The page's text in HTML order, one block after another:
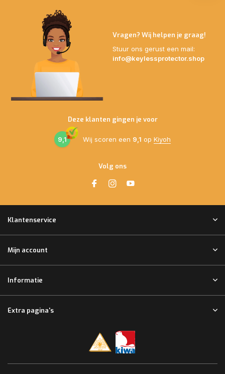
Vragen? Wij helpen je graag!
Stuur ons gerust een mail:
info@keylessprotector.shop
Deze klanten gingen je voor
9,1 Wij scoren een 9,1 op Kiyoh
Volg ons
Klantenservice
Mijn account
Informatie
Extra pagina's